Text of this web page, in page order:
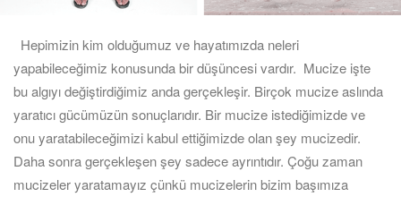
Hepimizin kim olduğumuz ve hayatımızda neleri
yapabileceğimiz konusunda bir düşüncesi vardır. Mucize işte
bu algıyı değiştirdiğimiz anda gerçekleşir. Birçok mucize aslında
yaratıcı gücümüzün sonuçlarıdır. Bir mucize istediğimizde ve
onu yaratabileceğimizi kabul ettiğimizde olan şey mucizedir.
Daha sonra gerçekleşen şey sadece ayrıntıdır. Çoğu zaman
mucizeler yaratamayız çünkü mucizelerin bizim başımıza